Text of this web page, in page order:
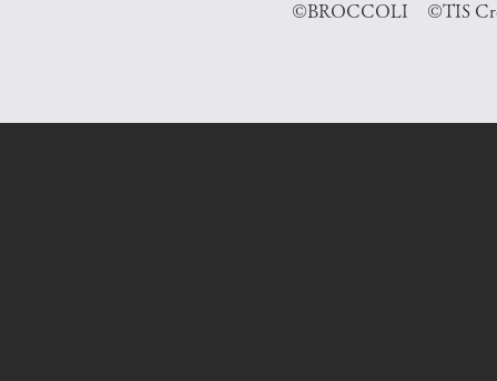
©BROCCOLI ©TIS